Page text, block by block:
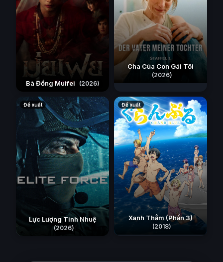
Bà Đồng Muifei (2026)
Cha Của Con Gái Tôi
(2026)
Đề xuất
Lực Lượng Tinh Nhuệ
(2026)
Đề xuất
Xanh Thẳm (Phần 3)
(2018)